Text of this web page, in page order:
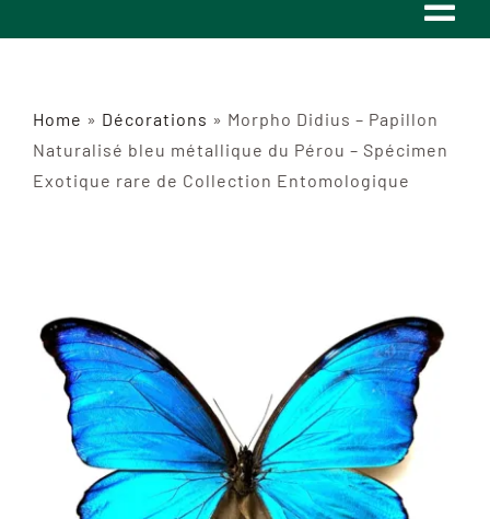
INSECTES NATURALISÉS
CURIOSITÉS
À PROPOS
CONTACT
Home » Décorations » Morpho Didius – Papillon
Naturalisé bleu métallique du Pérou – Spécimen
Exotique rare de Collection Entomologique